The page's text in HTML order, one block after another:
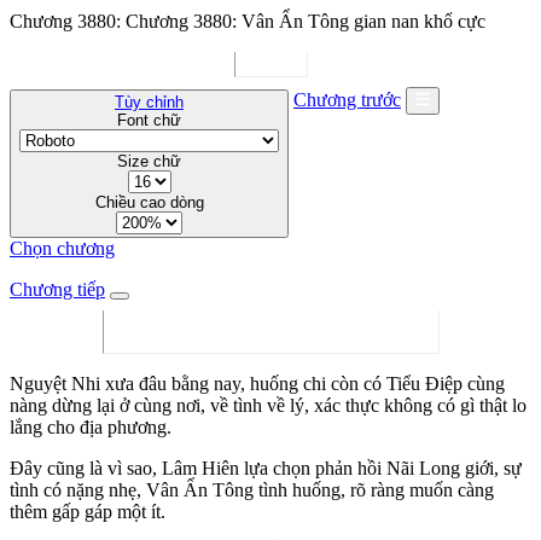
Chương 3880: Chương 3880: Vân Ẩn Tông gian nan khổ cực
Tùy chỉnh
Font chữ
Size chữ
Chiều cao dòng
Chương trước
Chọn chương
Chương tiếp
Nguyệt Nhi xưa đâu bằng nay, huống chi còn có Tiểu Điệp cùng
nàng dừng lại ở cùng nơi, về tình về lý, xác thực không có gì thật lo
lắng cho địa phương.
Đây cũng là vì sao, Lâm Hiên lựa chọn phản hồi Nãi Long giới, sự
tình có nặng nhẹ, Vân Ẩn Tông tình huống, rõ ràng muốn càng
thêm gấp gáp một ít.